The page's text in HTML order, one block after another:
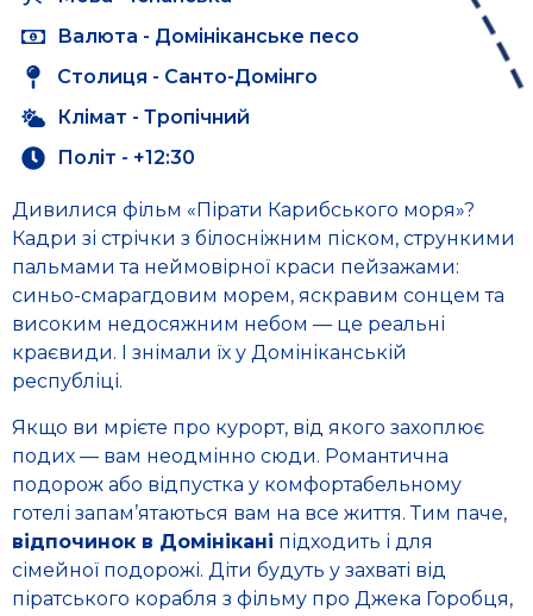
Валюта - Домініканське песо
Столиця - Санто-Домінго
Клімат - Тропічний
Політ - +12:30
Дивилися фільм «Пірати Карибського моря»?
Кадри зі стрічки з білосніжним піском, стрункими
пальмами та неймовірної краси пейзажами:
синьо-смарагдовим морем, яскравим сонцем та
високим недосяжним небом — це реальні
краєвиди. І знімали їх у Домініканській
республіці.
Якщо ви мрієте про курорт, від якого захоплює
подих — вам неодмінно сюди. Романтична
подорож або відпустка у комфортабельному
готелі запам’ятаються вам на все життя. Тим паче,
відпочинок в Домінікані підходить і для
сімейної подорожі. Діти будуть у захваті від
піратського корабля з фільму про Джека Горобця,